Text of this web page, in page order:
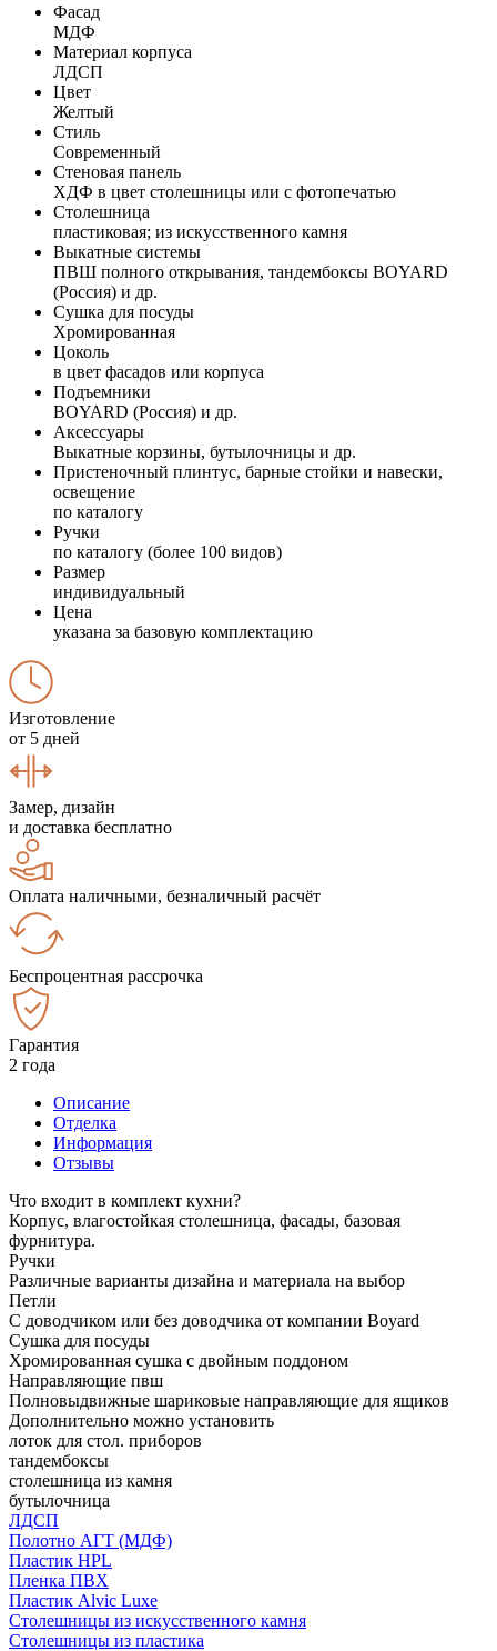
Фасад
МДФ
Материал корпуса
ЛДСП
Цвет
Желтый
Стиль
Современный
Стеновая панель
ХДФ в цвет столешницы или с фотопечатью
Столешница
пластиковая; из искусственного камня
Выкатные системы
ПВШ полного открывания, тандембоксы BOYARD
(Россия) и др.
Сушка для посуды
Хромированная
Цоколь
в цвет фасадов или корпуса
Подъемники
BOYARD (Россия) и др.
Аксессуары
Выкатные корзины, бутылочницы и др.
Пристеночный плинтус, барные стойки и навески,
освещение
по каталогу
Ручки
по каталогу (более 100 видов)
Размер
индивидуальный
Цена
указана за базовую комплектацию
Изготовление
от 5 дней
Замер, дизайн
и доставка бесплатно
Оплата наличными, безналичный расчёт
Беспроцентная рассрочка
Гарантия
2 года
Описание
Отделка
Информация
Отзывы
Что входит в комплект кухни?
Корпус, влагостойкая столешница, фасады, базовая
фурнитура.
Ручки
Различные варианты дизайна и материала на выбор
Петли
С доводчиком или без доводчика от компании Boyard
Сушка для посуды
Хромированная сушка с двойным поддоном
Направляющие пвш
Полновыдвижные шариковые направляющие для ящиков
Дополнительно можно установить
лоток для стол. приборов
тандембоксы
столешница из камня
бутылочница
ЛДСП
Полотно АГТ (МДФ)
Пластик HPL
Пленка ПВХ
Пластик Alvic Luxe
Столешницы из искусственного камня
Столешницы из пластика